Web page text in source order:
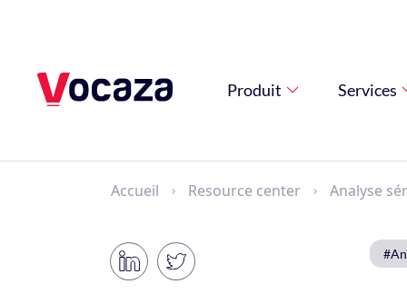
Produit Services
Accueil Resource center Analyse